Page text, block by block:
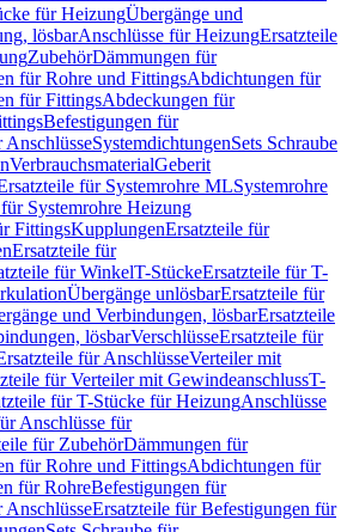
für HeizungÜbergänge und
lösbarAnschlüsse für HeizungErsatzteile
ZubehörDämmungen für
für Rohre und FittingsAbdichtungen für
für FittingsAbdeckungen für
Befestigungen für
AnschlüsseSystemdichtungenSets Schraube
VerbrauchsmaterialGeberit
für Systemrohre MLSystemrohre
Systemrohre Heizung
FittingsKupplungenErsatzteile für
Ersatzteile für
für WinkelT-StückeErsatzteile für T-
Übergänge unlösbarErsatzteile für
und Verbindungen, lösbarErsatzteile
lösbarVerschlüsseErsatzteile für
für AnschlüsseVerteiler mit
für Verteiler mit GewindeanschlussT-
für T-Stücke für HeizungAnschlüsse
Anschlüsse für
für ZubehörDämmungen für
für Rohre und FittingsAbdichtungen für
für RohreBefestigungen für
AnschlüsseErsatzteile für Befestigungen für